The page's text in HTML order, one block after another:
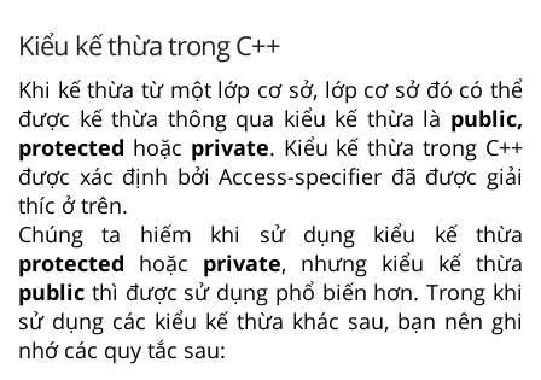
Kiểu kế thừa trong C++
Khi kế thừa từ một lớp cơ sở, lớp cơ sở đó có thể
được kế thừa thông qua kiểu kế thừa là public,
protected hoặc private. Kiểu kế thừa trong C++
được xác định bởi Access-specifier đã được giải
thíc ở trên.
Chúng ta hiếm khi sử dụng kiểu kế thừa
protected hoặc private, nhưng kiểu kế thừa
public thì được sử dụng phổ biến hơn. Trong khi
sử dụng các kiểu kế thừa khác sau, bạn nên ghi
nhớ các quy tắc sau: